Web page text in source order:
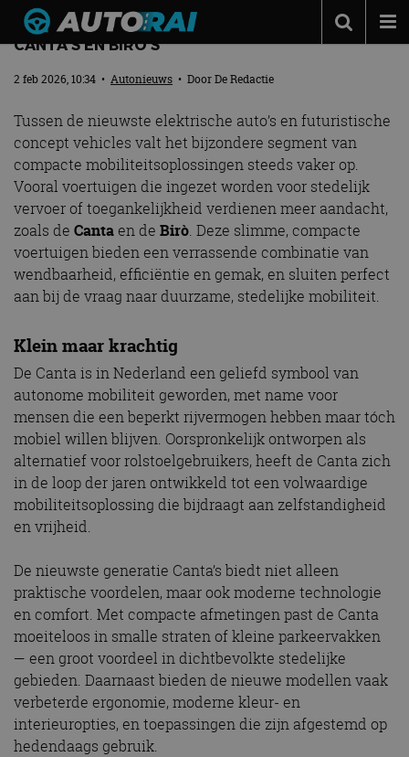
Autotests
Automerken
Adverteren
Contact
MotorRAI.nl
INNOVATIE IN KLEINE MOBILITEIT: NIEUWE
CANTA’S EN BIRÒ’S
2 feb 2026, 10:34 • Autonieuws • DoorDe Redactie
Tussen de nieuwste elektrische auto’s en futuristische
concept vehicles valt het bijzondere segment van
compacte mobiliteitsoplossingen steeds vaker op.
Vooral voertuigen die ingezet worden voor stedelijk
vervoer of toegankelijkheid verdienen meer aandacht,
zoals de Cantaen de Birò. Deze slimme, compacte
voertuigen bieden een verrassende combinatie van
wendbaarheid, efficiëntie en gemak, en sluiten perfect
aan bij de vraag naar duurzame, stedelijke mobiliteit.
Klein maar krachtig
De Canta is in Nederland een geliefd symbool van
autonome mobiliteit geworden, met name voor
mensen die een beperkt rijvermogen hebben maar tóch
mobiel willen blijven. Oorspronkelijk ontworpen als
alternatief voor rolstoelgebruikers, heeft de Canta zich
in de loop der jaren ontwikkeld tot een volwaardige
mobiliteitsoplossing die bijdraagt aan zelfstandigheid
en vrijheid.
De nieuwste generatie Canta’s biedt niet alleen
praktische voordelen, maar ook moderne technologie
en comfort. Met compacte afmetingen past de Canta
moeiteloos in smalle straten of kleine parkeervakken
— een groot voordeel in dichtbevolkte stedelijke
gebieden. Daarnaast bieden de nieuwe modellen vaak
verbeterde ergonomie, moderne kleur- en
interieuropties, en toepassingen die zijn afgestemd op
hedendaags gebruik.